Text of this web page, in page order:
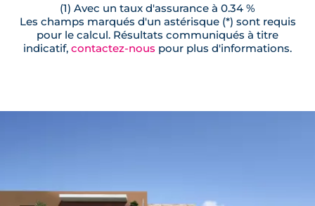
(1) Avec un taux d'assurance à 0.34 %
Les champs marqués d'un astérisque (*) sont requis
pour le calcul. Résultats communiqués à titre
indicatif, contactez-nous pour plus d'informations.